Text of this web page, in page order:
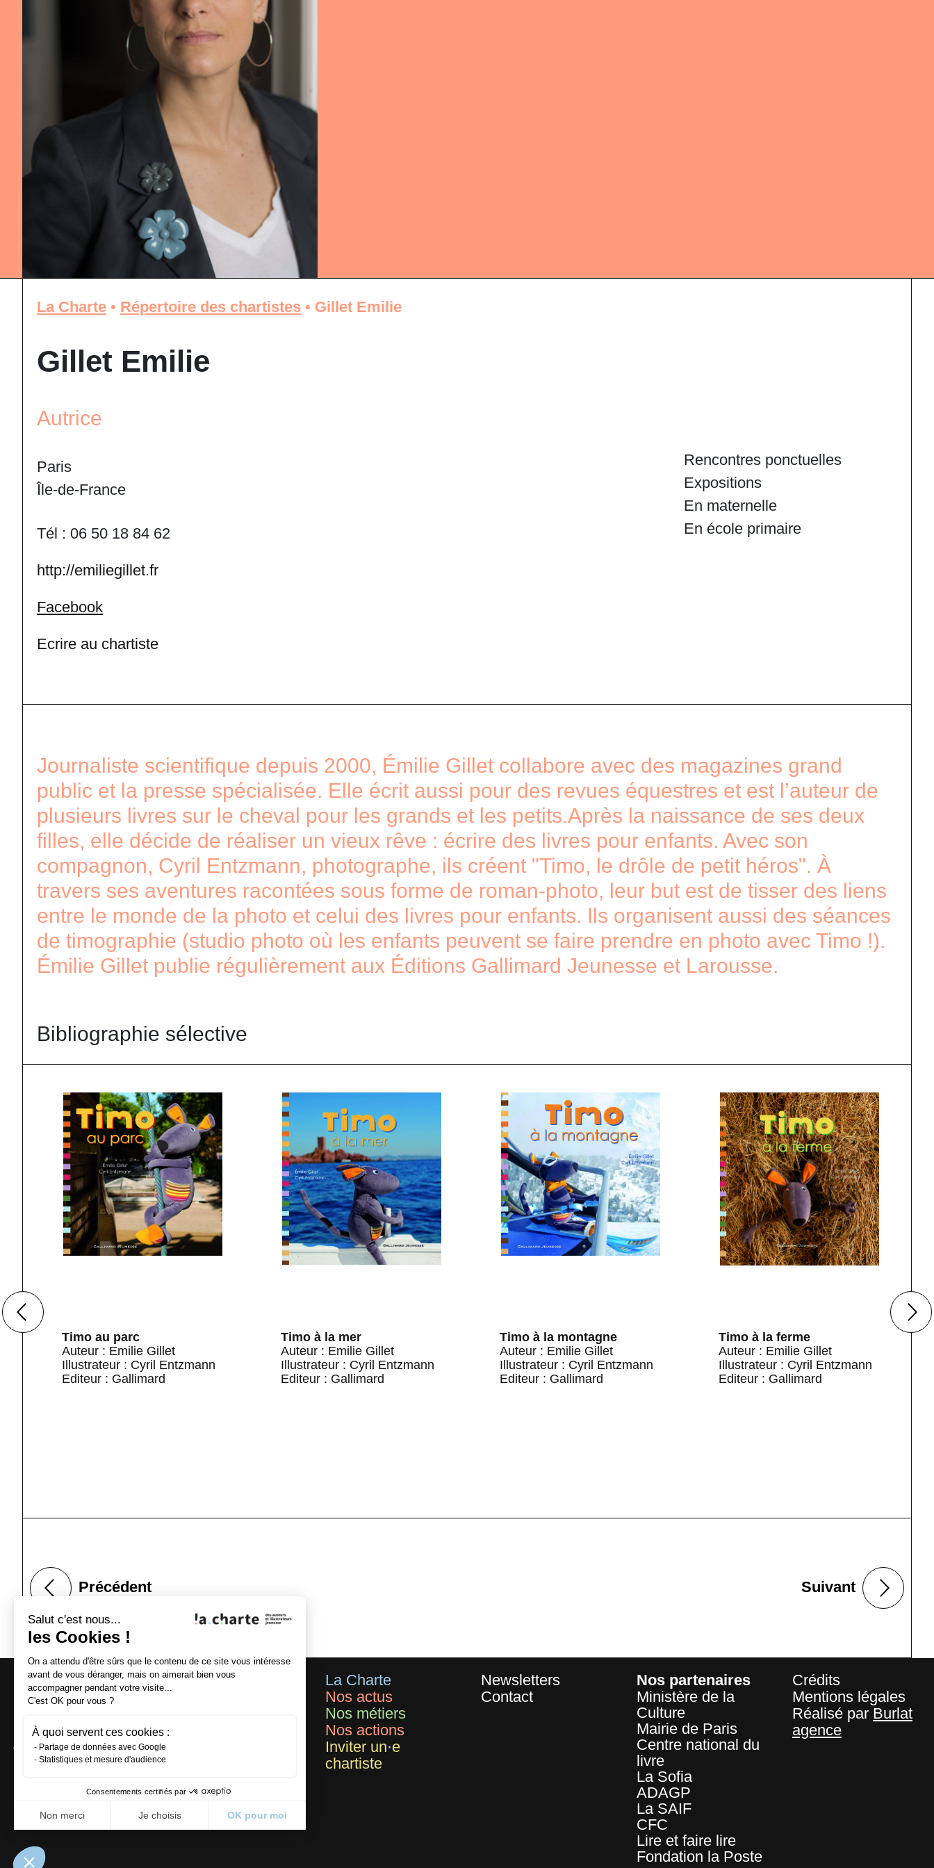
La Charte • Répertoire des chartistes • Gillet Emilie
Gillet Emilie
Autrice
Paris
Île-de-France
Tél : 06 50 18 84 62
http://emiliegillet.fr
Facebook
Ecrire au chartiste
Rencontres ponctuelles
Expositions
En maternelle
En école primaire
Journaliste scientifique depuis 2000, Émilie Gillet collabore avec des magazines grand
public et la presse spécialisée. Elle écrit aussi pour des revues équestres et est l’auteur de
plusieurs livres sur le cheval pour les grands et les petits.Après la naissance de ses deux
filles, elle décide de réaliser un vieux rêve : écrire des livres pour enfants. Avec son
compagnon, Cyril Entzmann, photographe, ils créent "Timo, le drôle de petit héros". À
travers ses aventures racontées sous forme de roman-photo, leur but est de tisser des liens
entre le monde de la photo et celui des livres pour enfants. Ils organisent aussi des séances
de timographie (studio photo où les enfants peuvent se faire prendre en photo avec Timo !).
Émilie Gillet publie régulièrement aux Éditions Gallimard Jeunesse et Larousse.
Bibliographie sélective
Timo au parc
Auteur : Emilie Gillet
Illustrateur : Cyril Entzmann
Editeur : Gallimard
Timo à la mer
Auteur : Emilie Gillet
Illustrateur : Cyril Entzmann
Editeur : Gallimard
Timo à la montagne
Auteur : Emilie Gillet
Illustrateur : Cyril Entzmann
Editeur : Gallimard
Timo à la ferme
Auteur : Emilie Gillet
Illustrateur : Cyril Entzmann
Editeur : Gallimard
Précédent Suivant
La Charte
des auteurs
jeunesse
12 passage
Turquetil
La Charte
Nos actus
Nos métiers
Nos actions
Inviter un·e
chartiste
Newsletters
Contact
Nos partenaires
Ministère de la
Culture
Mairie de Paris
Centre national du
livre
La Sofia
ADAGP
La SAIF
CFC
Lire et faire lire
Fondation la Poste
Crédits
Mentions légales
Réalisé par Burlat
agence
Salut c'est nous...
les Cookies !
On a attendu d'être sûrs que le contenu de ce site vous intéresse
avant de vous déranger, mais on aimerait bien vous
accompagner pendant votre visite...
C'est OK pour vous ?
À quoi servent ces cookies :
Partage de données avec Google
Statistiques et mesure d'audience
Consentements certifiés par
Non merci Je choisis OK pour moi
Plateforme de Gestion du Consentement : Personnalisez vos Options